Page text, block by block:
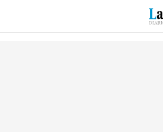
BIERZO SUCESOS